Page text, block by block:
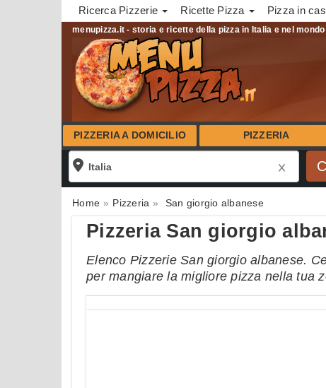
Ricerca Pizzerie Ricette Pizza Pizza in
menupizza.it - storia e ricette della pizza in Italia e nel mondo
PIZZERIA A DOMICILIO PIZZERIA
Home Pizzeria San giorgio albanese
Pizzeria San giorgio
Elenco Pizzerie San giorgio albanese.
per mangiare la migliore pizza nella tua